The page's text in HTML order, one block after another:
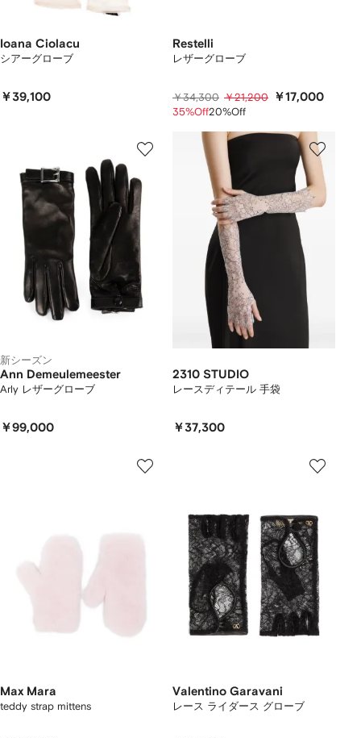
Ioana Ciolacu
シアーグローブ
￥39,100
Restelli
レザーグローブ
￥34,300 ￥21,200 ￥17,000
35%Off20%Off
新シーズン
Ann Demeulemeester
Arly レザーグローブ
￥99,000
2310 STUDIO
レースディテール 手袋
￥37,300
Max Mara
teddy strap mittens
Valentino Garavani
レース ライダース グローブ